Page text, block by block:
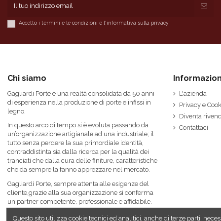
Guarnizione telaio
Maniglia
Verniciatura (Trattamenti)
Telaio
Marca Gagliardi Industrie
Accetto i termini e le condizioni e l'informativa sulla privacy
Chi siamo
Gagliardi Porte è una realtà consolidata da 50 anni
di esperienza nella produzione di porte e infissi in
legno.
In questo arco di tempo si è evoluta passando da
un’organizzazione artigianale ad una industriale; il
tutto senza perdere la sua primordiale identità,
contraddistinta sia dalla ricerca per la qualità dei
tranciati che dalla cura delle finiture, caratteristiche
che da sempre la fanno apprezzare nel mercato.
Gagliardi Porte, sempre attenta alle esigenze del
cliente,grazie alla sua organizzazione si conferma
un partner competente, professionale e affidabile.
L'azienda
Privacy e
Diventa
Contattaci
Questo sito utilizza cookie tecnici ed analitici, anche di terze parti,